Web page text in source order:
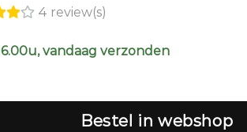
4 review(s)
vandaag verzonden
Bestel in webshop